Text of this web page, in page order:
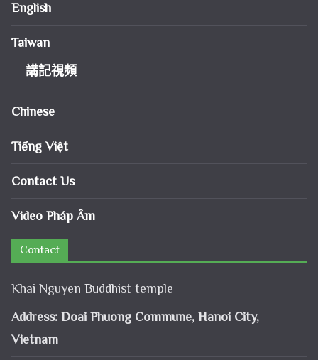
English
Taiwan
講記視頻
Chinese
Tiếng Việt
Contact Us
Video Pháp Âm
Contact
Khai Nguyen Buddhist temple
Address: Doai Phuong Commune, Hanoi City,
Vietnam